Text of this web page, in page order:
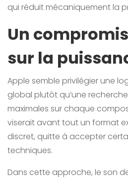
qui réduit mécaniquement la
Un
sur la
Apple semble privilégier une
global plutôt qu’une
maximales sur chaque
viserait avant tout un format
discret, quitte à accepter
techniques.
Dans cette approche, le son